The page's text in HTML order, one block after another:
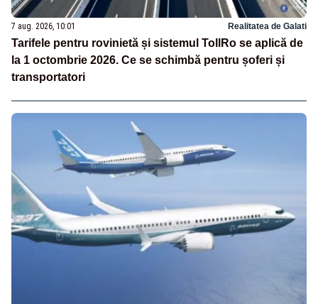
7 aug. 2026, 10:01 Realitatea de Galati
Tarifele pentru rovinietă și sistemul TollRo se aplică de
la 1 octombrie 2026. Ce se schimbă pentru șoferi și
transportatori